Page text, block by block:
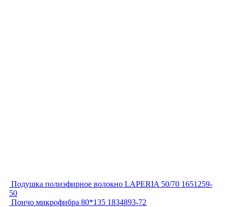
Подушка полиэфирное волокно LAPERIA 50/70 1651259-
50
Пончо микрофибра 80*135 1834893-72